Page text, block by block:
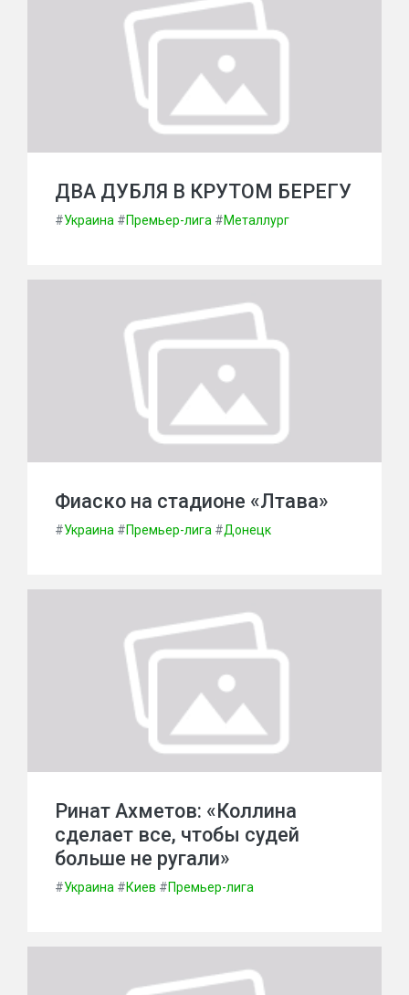
ДВА ДУБЛЯ В КРУТОМ БЕРЕГУ
#Украина #Премьер-лига #Металлург
Фиаско на стадионе «Лтава»
#Украина #Премьер-лига #Донецк
Ринат Ахметов: «Коллина
сделает все, чтобы судей
больше не ругали»
#Украина #Киев #Премьер-лига